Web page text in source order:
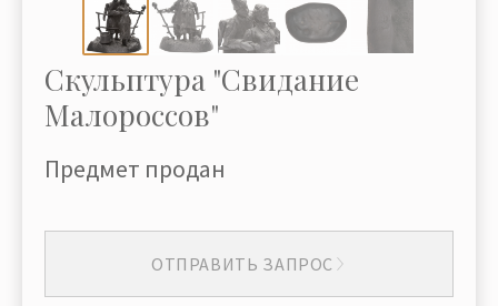
Скульптура "Свидание
Малороссов"
Предмет продан
ОТПРАВИТЬ ЗАПРОС